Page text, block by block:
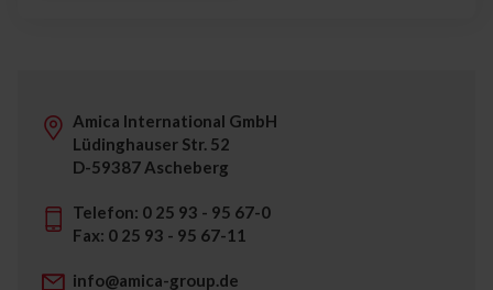
Amica International GmbH
Lüdinghauser Str. 52
D-59387 Ascheberg
Telefon: 0 25 93 - 95 67-0
Fax: 0 25 93 - 95 67-11
info@amica-group.de